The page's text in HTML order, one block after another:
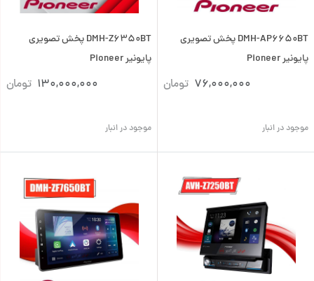
DMH-AP6650BT پخش تصویری
پایونیر Pioneer
76,000,000 تومان
موجود در انبار
DMH-Z6350BT پخش تصویری
پایونیر Pioneer
130,000,000 تومان
موجود در انبار